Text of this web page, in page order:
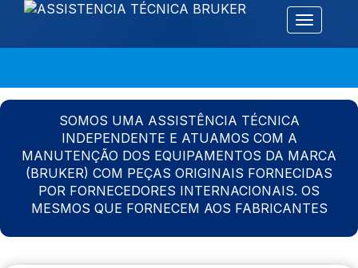
Alternar
SOMOS UMA ASSISTÊNCIA TÉCNICA
INDEPENDENTE E ATUAMOS COM A
MANUTENÇÃO DOS EQUIPAMENTOS DA MARCA
(BRUKER) COM PEÇAS ORIGINAIS FORNECIDAS
POR FORNECEDORES INTERNACIONAIS. OS
MESMOS QUE FORNECEM AOS FABRICANTES